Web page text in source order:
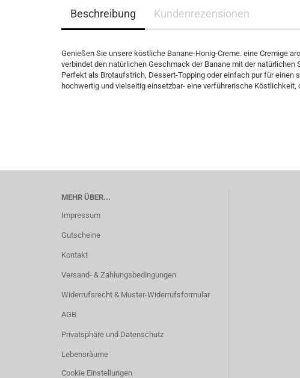
Beschreibung Kundenrezensionen
Genießen Sie unsere köstliche Banane-Honig-Creme. eine Cremige
verbindet den natürlichen Geschmack der Banane mit der
Perfekt als Brotaufstrich, Dessert-Topping oder einfach pur für einen
hochwertig und vielseitig einsetzbar- eine verführerische Köstlichkeit,
MEHR ÜBER...
Impressum
Gutscheine
Kontakt
Versand- & Zahlungsbedingungen
Widerrufsrecht & Muster-Widerrufsformular
AGB
Privatsphäre und Datenschutz
Lebensräume
Cookie Einstellungen